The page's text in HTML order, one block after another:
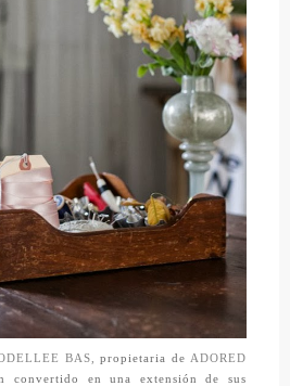
BAS, propietaria de ADORED
convertido en una extensión de sus